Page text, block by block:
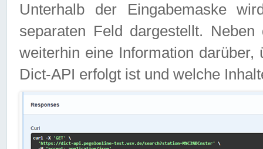
Unterhalb der Eingabemaske
separaten Feld dargestellt.
weiterhin eine Information
Dict-API erfolgt ist und welche